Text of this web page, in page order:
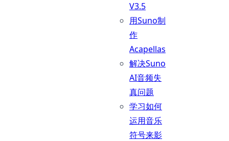
V3.5
用Suno制
作
Acapellas
解决Suno
AI音频失
真问题
学习如何
运用音乐
符号来影